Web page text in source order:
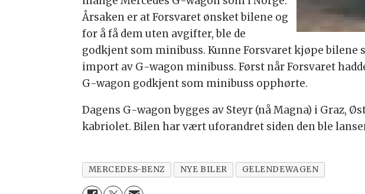
Årsaken er at Forsvaret ønsket bilene og
for å få dem uten avgifter, ble de
godkjent som minibuss. Kunne Forsvaret kjøpe bilene
import av G-wagon minibuss. Først når Forsvaret
G-wagon godkjent som minibuss opphørte.
Dagens G-wagon bygges av Steyr (nå Magna) i Graz,
kabriolet. Bilen har vært uforandret siden den ble
MERCEDES-BENZ NYE BILER GELENDEWAGEN